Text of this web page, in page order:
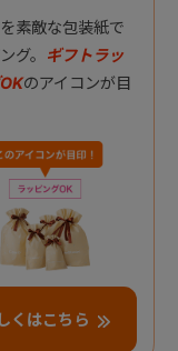
素敵な包装紙で
グ。 ギフトラッ
のアイコンが目
くはこちら